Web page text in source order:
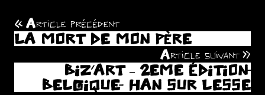
Navigation
de
l’article
Article précédent
LA MORT DE MON PÈRE
Article suivant
BIZ’ART – 2EME ÉDITION-
BELGIQUE- HAN SUR LESSE